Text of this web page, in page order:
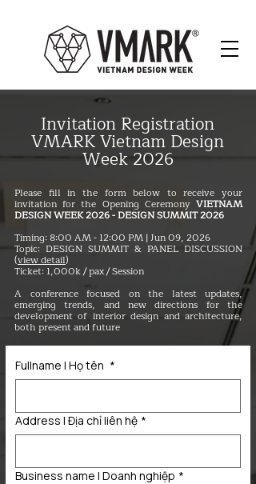
Invitation Registration
VMARK Vietnam Design
Week 2026
Please fill in the form below to receive your
invitation for the Opening Ceremony VIETNAM
DESIGN WEEK 2026 - DESIGN SUMMIT 2026
Timing: 8:00 AM - 12:00 PM | Jun 09, 2026
Topic: DESIGN SUMMIT & PANEL DISCUSSION
(view detail)
Ticket: 1,000k / pax / Session
A conference focused on the latest updates,
emerging trends, and new directions for the
development of interior design and architecture,
both present and future
Fullname | Họ tên *
Address | Địa chỉ liên hệ *
Business name | Doanh nghiệp *